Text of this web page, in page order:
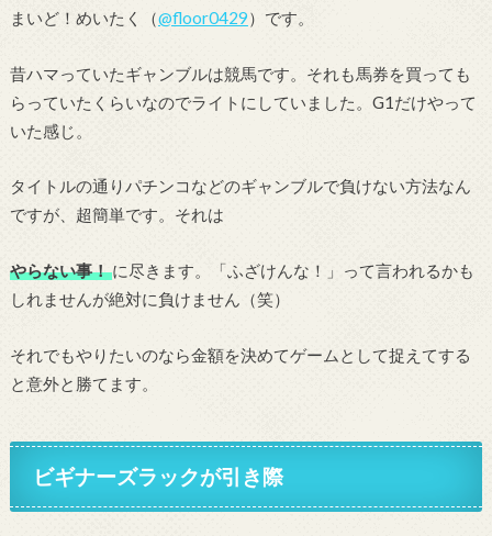
まいど！めいたく（@floor0429）です。
昔ハマっていたギャンブルは競馬です。それも馬券を買っても
らっていたくらいなのでライトにしていました。G1だけやって
いた感じ。
タイトルの通りパチンコなどのギャンブルで負けない方法なん
ですが、超簡単です。それは
やらない事！に尽きます。「ふざけんな！」って言われるかも
しれませんが絶対に負けません（笑）
それでもやりたいのなら金額を決めてゲームとして捉えてする
と意外と勝てます。
ビギナーズラックが引き際